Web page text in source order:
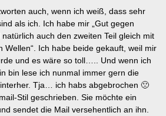
auch, wenn ich weiß, dass sehr
als ich. Ich habe mir „Gut gegen
auch den zweiten Teil gleich mit
Wellen“. Ich habe beide gekauft, weil mir
und es wäre so toll….. Und wenn ich
bin lese ich nunmal immer gern die
Tja… ich habs abgebrochen 🙁
Stil geschrieben. Sie möchte ein
sendet die Mail versehentlich an ihn.